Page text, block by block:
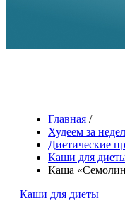
Главная /
Худеем за
Диетические
Каши для
Каша
Каши для диеты